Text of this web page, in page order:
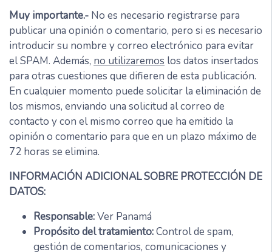
Muy importante.- No es necesario registrarse para
publicar una opinión o comentario, pero si es necesario
introducir su nombre y correo electrónico para evitar
el SPAM. Además, no utilizaremos los datos insertados
para otras cuestiones que difieren de esta publicación.
En cualquier momento puede solicitar la eliminación de
los mismos, enviando una solicitud al correo de
contacto y con el mismo correo que ha emitido la
opinión o comentario para que en un plazo máximo de
72 horas se elimina.
INFORMACIÓN ADICIONAL SOBRE PROTECCIÓN DE
DATOS:
Responsable:Ver Panamá
Propósito del tratamiento:Control de spam,
gestión de comentarios, comunicaciones y